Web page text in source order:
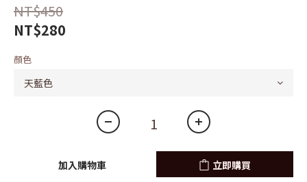
NT$450
NT$280
顏色
加入購物車 立即購買